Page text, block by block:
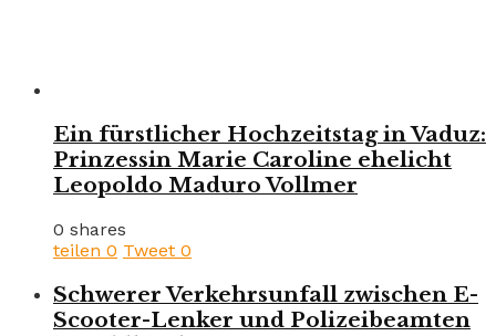
Ein fürstlicher Hochzeitstag in Vaduz:
Prinzessin Marie Caroline ehelicht
Leopoldo Maduro Vollmer
0 shares
teilen 0 Tweet 0
Schwerer Verkehrsunfall zwischen E-
Scooter-Lenker und Polizeibeamten